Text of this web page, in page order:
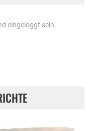
eingeloggt sein.